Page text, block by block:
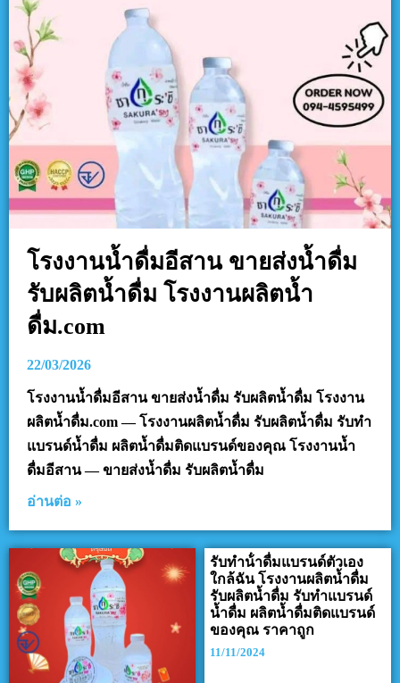
โรงงานน้ำดื่มอีสาน ขายส่งน้ำดื่ม
รับผลิตน้ำดื่ม โรงงานผลิตน้ำ
ดื่ม.com
22/03/2026
โรงงานน้ำดื่มอีสาน ขายส่งน้ำดื่ม รับผลิตน้ำดื่ม โรงงาน
ผลิตน้ำดื่ม.com — โรงงานผลิตน้ำดื่ม รับผลิตน้ำดื่ม รับทำ
แบรนด์น้ำดื่ม ผลิตน้ำดื่มติดแบรนด์ของคุณ โรงงานน้ำ
ดื่มอีสาน — ขายส่งน้ำดื่ม รับผลิตน้ำดื่ม
อ่านต่อ »
รับทําน้ําดื่มแบรนด์ตัวเอง
ใกล้ฉัน โรงงานผลิตน้ำดื่ม
รับผลิตน้ำดื่ม รับทำแบรนด์
น้ำดื่ม ผลิตน้ำดื่มติดแบรนด์
ของคุณ ราคาถูก
11/11/2024